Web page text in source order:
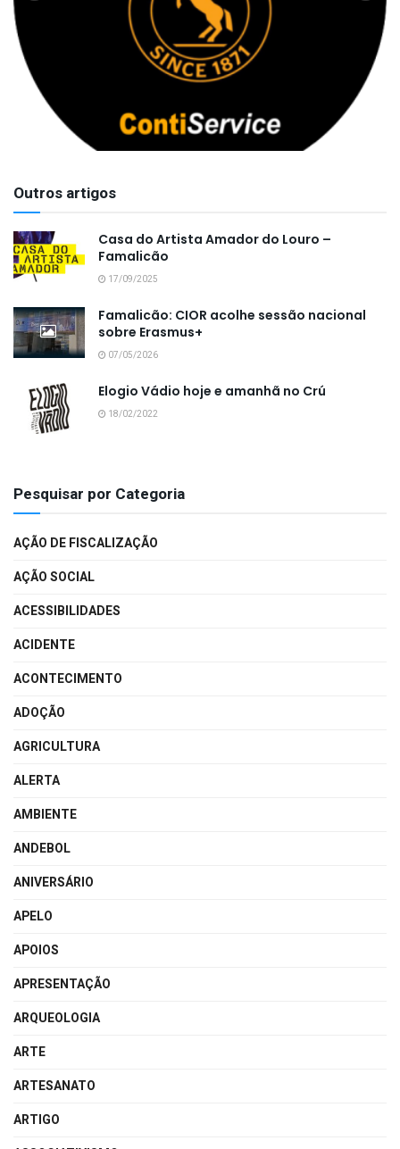
Outros artigos
Casa do Artista Amador do Louro –
Famalicão
17/09/2025
Famalicão: CIOR acolhe sessão nacional
sobre Erasmus+
07/05/2026
Elogio Vádio hoje e amanhã no Crú
18/02/2022
Pesquisar por Categoria
AÇÃO DE FISCALIZAÇÃO
AÇÃO SOCIAL
ACESSIBILIDADES
ACIDENTE
ACONTECIMENTO
ADOÇÃO
AGRICULTURA
ALERTA
AMBIENTE
ANDEBOL
ANIVERSÁRIO
APELO
APOIOS
APRESENTAÇÃO
ARQUEOLOGIA
ARTE
ARTESANATO
ARTIGO